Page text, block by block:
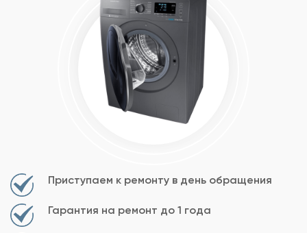
Приступаем к ремонту в день обращения
Гарантия на ремонт до 1 года